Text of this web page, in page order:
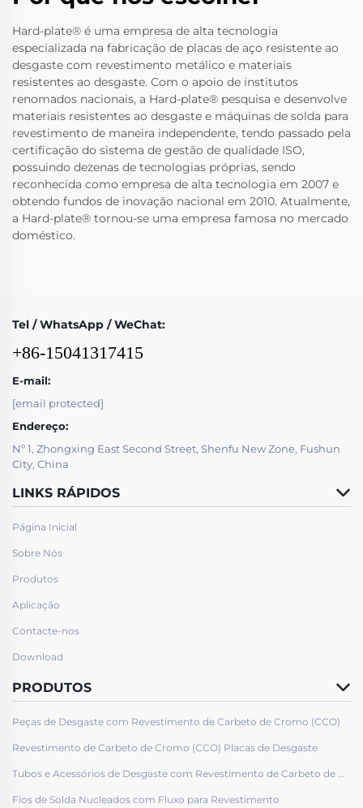
Hard-plate® é uma empresa de alta tecnologia
especializada na fabricação de placas de aço resistente ao
desgaste com revestimento metálico e materiais
resistentes ao desgaste. Com o apoio de institutos
renomados nacionais, a Hard-plate® pesquisa e desenvolve
materiais resistentes ao desgaste e máquinas de solda para
revestimento de maneira independente, tendo passado pela
certificação do sistema de gestão de qualidade ISO,
possuindo dezenas de tecnologias próprias, sendo
reconhecida como empresa de alta tecnologia em 2007 e
obtendo fundos de inovação nacional em 2010. Atualmente,
a Hard-plate® tornou-se uma empresa famosa no mercado
doméstico.
Tel / WhatsApp / WeChat:
+86-15041317415
E-mail:
[email protected]
Endereço:
Nº 1, Zhongxing East Second Street, Shenfu New Zone, Fushun
City, China
LINKS RÁPIDOS
Página Inicial
Sobre Nós
Produtos
Aplicação
Contacte-nos
Download
PRODUTOS
Peças de Desgaste com Revestimento de Carbeto de Cromo (CCO)
Revestimento de Carbeto de Cromo (CCO) Placas de Desgaste
Tubos e Acessórios de Desgaste com Revestimento de Carbeto de Cromo (CCO)
Fios de Solda Nucleados com Fluxo para Revestimento